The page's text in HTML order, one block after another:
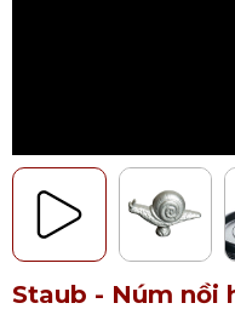
Staub - Núm nồi